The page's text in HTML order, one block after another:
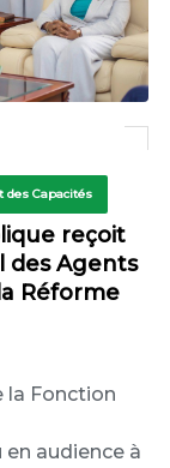
des Capacités
reçoit
des Agents
Réforme
la Fonction
en audience à